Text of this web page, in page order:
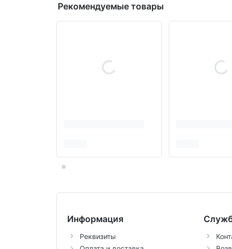
Рекомендуемые товары
Информация
Реквизиты